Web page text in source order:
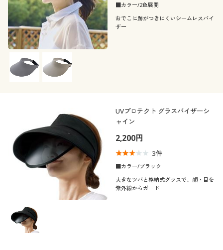
■カラー/2色展開
おでこに跡がつきにくいシームレスバイ
ザー
UVプロテクト グラスバイザーシ
ャイン
2,200円
3件
■カラー/ブラック
大きなツバと格納式グラスで、顔・目を
紫外線からガード